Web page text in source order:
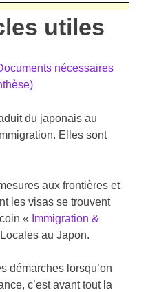
utiles
nécessaires
du japonais au
Elles sont
aux frontières et
les visas se trouvent
« Immigration &
au Japon.
démarches lorsqu’on
c’est avant tout la